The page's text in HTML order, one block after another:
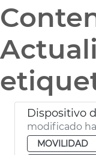
modificado
MOVILIDAD